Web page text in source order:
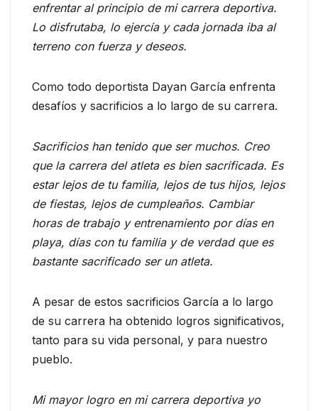
enfrentar al principio de mi carrera deportiva.
Lo disfrutaba, lo ejercía y cada jornada iba al
terreno con fuerza y deseos.
Como todo deportista Dayan García enfrenta
desafíos y sacrificios a lo largo de su carrera.
Sacrificios han tenido que ser muchos. Creo
que la carrera del atleta es bien sacrificada. Es
estar lejos de tu familia, lejos de tus hijos, lejos
de fiestas, lejos de cumpleaños. Cambiar
horas de trabajo y entrenamiento por días en
playa, días con tu familia y de verdad que es
bastante sacrificado ser un atleta.
A pesar de estos sacrificios García a lo largo
de su carrera ha obtenido logros significativos,
tanto para su vida personal, y para nuestro
pueblo.
Mi mayor logro en mi carrera deportiva yo